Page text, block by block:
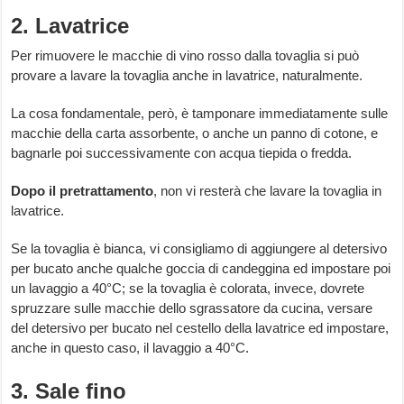
2. Lavatrice
Per rimuovere le macchie di vino rosso dalla tovaglia si può
provare a lavare la tovaglia anche in lavatrice, naturalmente.
La cosa fondamentale, però, è tamponare immediatamente sulle
macchie della carta assorbente, o anche un panno di cotone, e
bagnarle poi successivamente con acqua tiepida o fredda.
Dopo il pretrattamento, non vi resterà che lavare la tovaglia in
lavatrice.
Se la tovaglia è bianca, vi consigliamo di aggiungere al detersivo
per bucato anche qualche goccia di candeggina ed impostare poi
un lavaggio a 40°C; se la tovaglia è colorata, invece, dovrete
spruzzare sulle macchie dello sgrassatore da cucina, versare
del detersivo per bucato nel cestello della lavatrice ed impostare,
anche in questo caso, il lavaggio a 40°C.
3. Sale fino